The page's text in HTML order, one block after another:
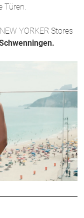
Türen.
YORKER Stores